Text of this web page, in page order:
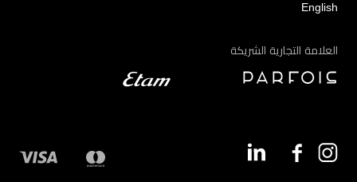
English
العلامة التجارية الشريكة